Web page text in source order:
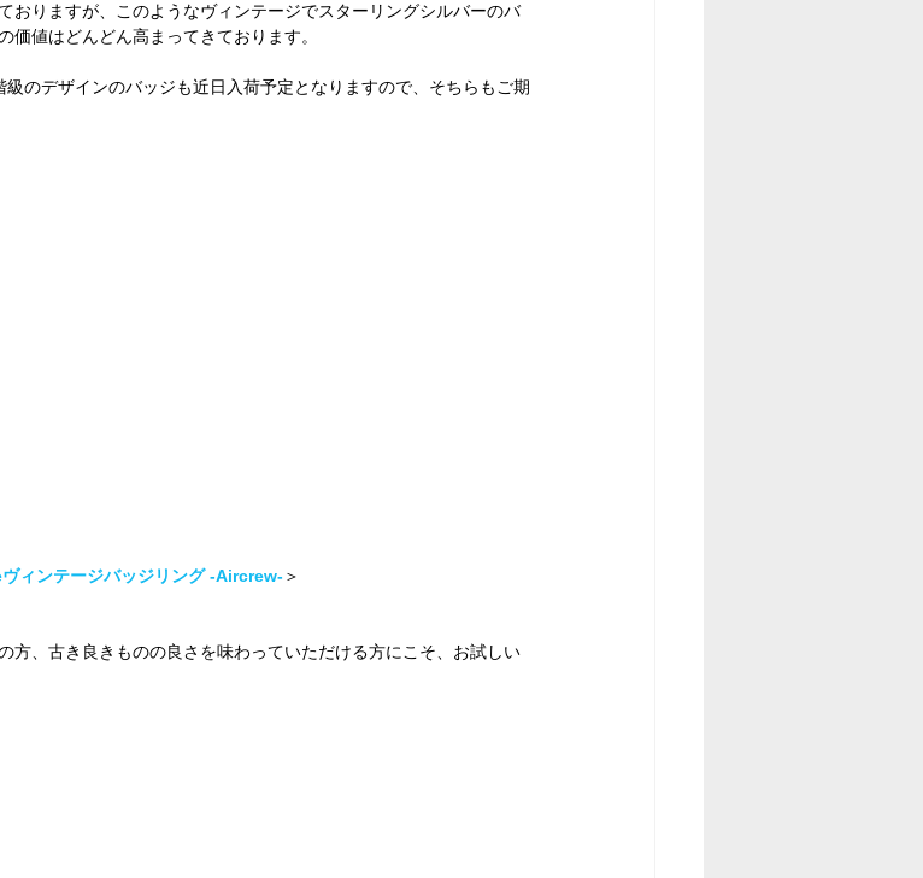
おりますが、このようなヴィンテージでスターリングシルバーのバ
価値はどんどん高まってきております。
のデザインのバッジも近日入荷予定となりますので、そちらもご期
ィンテージバッジリング -Aircrew-＞
方、古き良きものの良さを味わっていただける方にこそ、お試しい